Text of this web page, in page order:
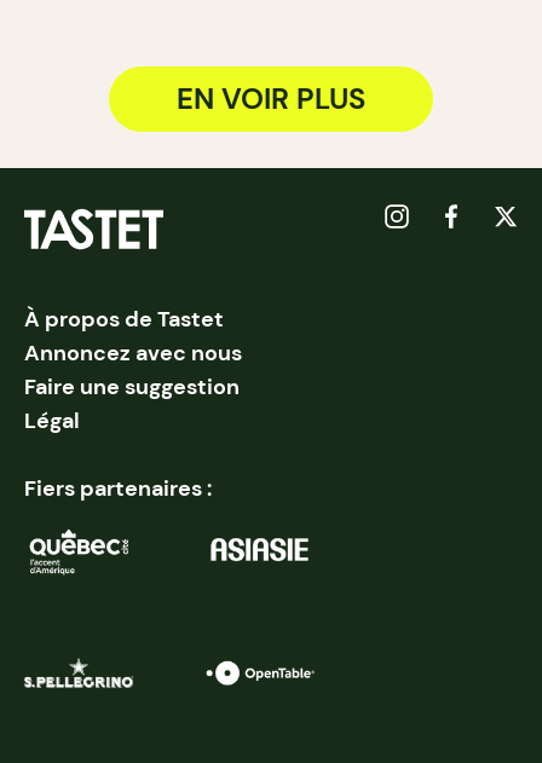
EN VOIR PLUS
À propos de Tastet
Annoncez avec nous
Faire une suggestion
Légal
Fiers partenaires :